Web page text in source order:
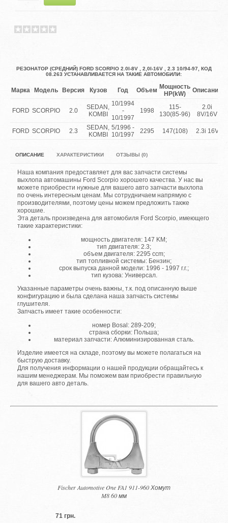
РЕЗОНАТОР (СРЕДНИЙ) FORD SCORPIO 2.0I-8V , 2,0I-16V , 2.3 10/94-97, КОД
08.263 УСТАНАВЛИВАЕТСЯ НА ТАКИЕ АВТОМОБИЛИ:
Марка Модель Версия Кузов Год Объем Мощность
HP(kW)
Описание
FORD SCORPIO 2.0
SEDAN,
KOMBI
10/1994
-
10/1997
1998
115-
130(85-96)
2.0i
8V/16V
FORD SCORPIO 2.3
SEDAN,
KOMBI
5/1996 -
10/1997
2295 147(108) 2.3i 16V
ОПИСАНИЕ ХАРАКТЕРИСТИКИ ОТЗЫВЫ (0)
Наша компания предоставляет для вас запчасти системы
выхлопа автомашины Ford Scorpio хорошего качества. У нас вы
можете приобрести нужные для вашего авто запчасти выхлопа
по очень интересным ценам. Мы сотрудничаем напрямую с
производителями, поэтому цены можем предложить также
хорошие.
Эта деталь произведена для автомобиля Ford Scorpio, имеющего
такие характеристики:
мощность двигателя: 147 KM;
тип двигателя: 2.3;
объем двигателя: 2295 ccm;
тип топливной системы: Бензин;
срок выпуска данной модели: 1996 - 1997 г.г.;
тип кузова: Универсал.
Указанные параметры очень важны, т.к. под описанную выше
конфигурацию и была сделана наша запчасть системы
глушителя.
Запчасть имеет такие особенности:
номер Bosal: 289-209;
страна сборки: Польша;
материал запчасти: Алюминизированная сталь.
Изделие имеется на складе, поэтому вы можете полагаться на
быструю доставку.
Для получения информации о нашей продукции обращайтесь к
нашим менеджерам. Мы поможем вам приобрести правильную
для вашего авто деталь.
Fischer Automotive One FA1 911-960 Хомут
M8 60 мм
71 грн.